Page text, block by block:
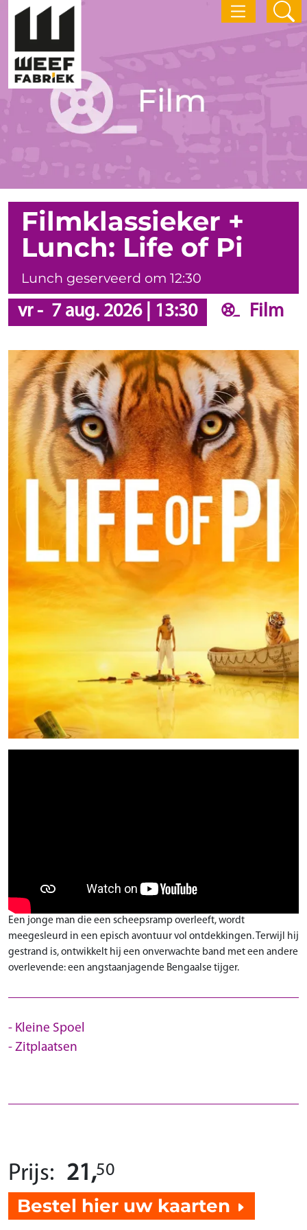
Filmklassieker +
Lunch: Life of Pi
Lunch geserveerd om 12:30
vr- 7 aug. 2026| 13:30 Film
Een jonge man die een scheepsramp overleeft, wordt
meegesleurd in een episch avontuur vol ontdekkingen. Terwijl hij
gestrand is, ontwikkelt hij een onverwachte band met een andere
overlevende: een angstaanjagende Bengaalse tijger.
Kleine Spoel
Zitplaatsen
Prijs: 21,50
Bestel hier uw kaarten